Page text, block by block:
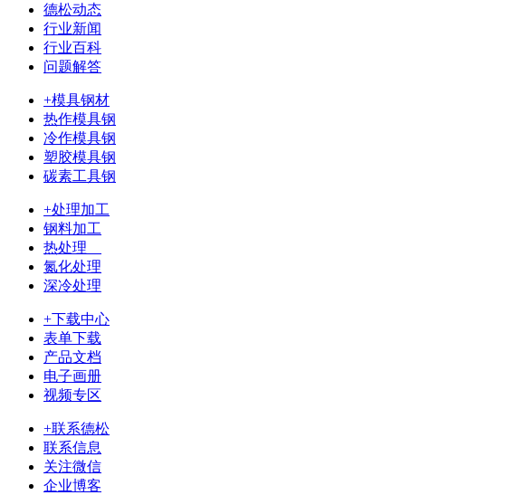
德松动态
行业新闻
行业百科
问题解答
+模具钢材
热作模具钢
冷作模具钢
塑胶模具钢
碳素工具钢
+处理加工
钢料加工
热处理
氮化处理
深冷处理
+下载中心
表单下载
产品文档
电子画册
视频专区
+联系德松
联系信息
关注微信
企业博客